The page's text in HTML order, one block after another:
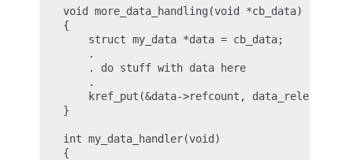
void more_data_handling(void *cb_data)
{
    struct my_data *data = cb_data;
    .
    . do stuff with data here
    .
    kref_put(&data->refcount, data_release);
}
int my_data_handler(void)
{